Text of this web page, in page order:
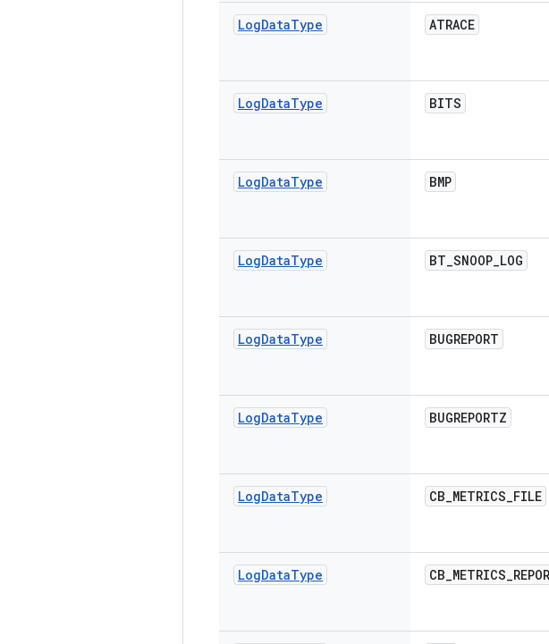
LogDataType ATRACE
LogDataType BITS
LogDataType BMP
LogDataType BT_SNOOP_LOG
LogDataType BUGREPORT
LogDataType BUGREPORTZ
LogDataType CB_METRICS_FILE
LogDataType CB_METRICS_